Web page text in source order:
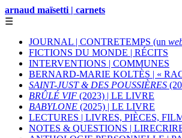
arnaud maïsetti | carnets
☰
JOURNAL | CONTRETEMPS (un
FICTIONS DU MONDE | RÉCITS
INTERVENTIONS | COMMUNES
BERNARD-MARIE KOLTÈS | «
SAINT-JUST & DES POUSSIÈRES
BRÛLÉ VIF (2023) | LE LIVRE
BABYLONE (2025) | LE LIVRE
LECTURES | LIVRES, PIÈCES,
NOTES & QUESTIONS |